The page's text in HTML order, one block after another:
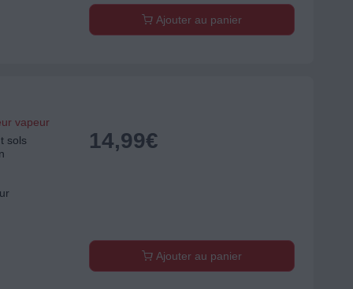
Ajouter au panier
vapeur
sols
14,99€
Ajouter au panier